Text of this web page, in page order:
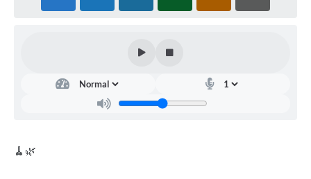
Galeria de Vídeos
Links
🧹🌿